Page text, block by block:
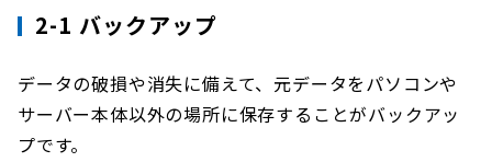
2-1 バックアップ
データの破損や消失に備えて、元データをパソコンや
サーバー本体以外の場所に保存することがバックアッ
プです。